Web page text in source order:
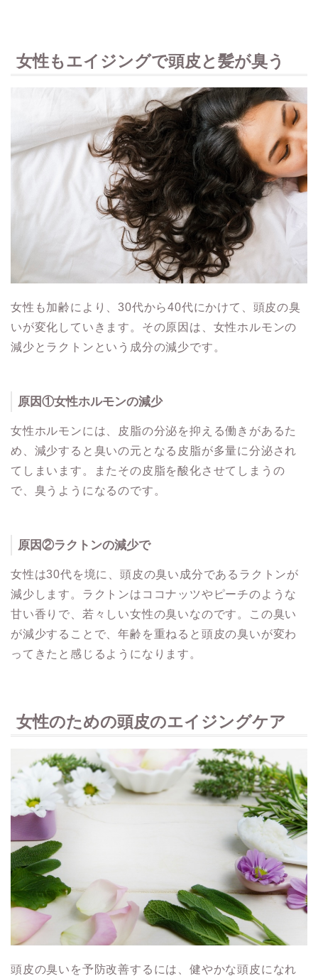
女性もエイジングで頭皮と髪が臭う
女性も加齢により、30代から40代にかけて、頭皮の臭
いが変化していきます。その原因は、女性ホルモンの
減少とラクトンという成分の減少です。
原因①女性ホルモンの減少
女性ホルモンには、皮脂の分泌を抑える働きがあるた
め、減少すると臭いの元となる皮脂が多量に分泌され
てしまいます。またその皮脂を酸化させてしまうの
で、臭うようになるのです。
原因②ラクトンの減少で
女性は30代を境に、頭皮の臭い成分であるラクトンが
減少します。ラクトンはココナッツやピーチのような
甘い香りで、若々しい女性の臭いなのです。この臭い
が減少することで、年齢を重ねると頭皮の臭いが変わ
ってきたと感じるようになります。
女性のための頭皮のエイジングケア
頭皮の臭いを予防改善するには、健やかな頭皮になれ